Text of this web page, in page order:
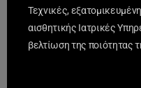
Τεχνικές,
αισθητικής Ιατρικές
βελτίωση της ποιότητας